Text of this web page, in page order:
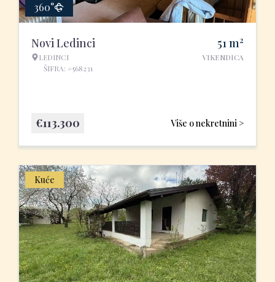
360°
Novi Ledinci
LEDINCI
ŠIFRA: #568231
51m2
VIKENDICA
Više o nekretnini >
€113.300
Kuće